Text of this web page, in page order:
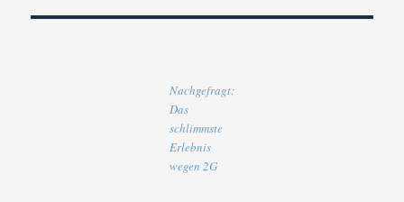
Nachgefragt:
Das
schlimmste
Erlebnis
wegen 2G